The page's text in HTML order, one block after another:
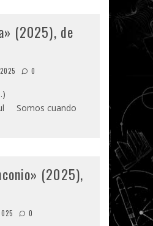
(2025), de
0
Somos cuando
(2025),
0